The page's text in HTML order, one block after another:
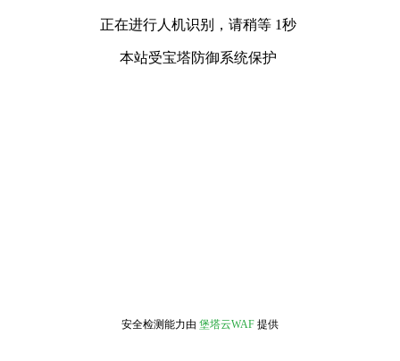
正在进行人机识别，请稍等 1秒
本站受宝塔防御系统保护
安全检测能力由 堡塔云WAF 提供